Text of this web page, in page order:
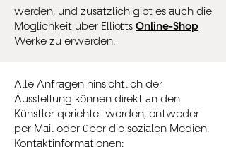
werden, und zusätzlich gibt es auch die
Möglichkeit über Elliotts Online-Shop
Werke zu erwerden.
Alle Anfragen hinsichtlich der
Ausstellung können direkt an den
Künstler gerichtet werden, entweder
per Mail oder über die sozialen Medien.
Kontaktinformationen: ​